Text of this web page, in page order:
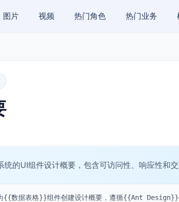
图片 视频 热门角色 热门业务
统的UI组件设计概要，包含可访问性、响应性和交
{{数据表格}}组件创建设计概要，遵循{{Ant Design}}